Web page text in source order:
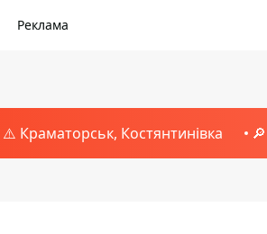
Реклама
⚠️ Краматорськ, Костянтинівка